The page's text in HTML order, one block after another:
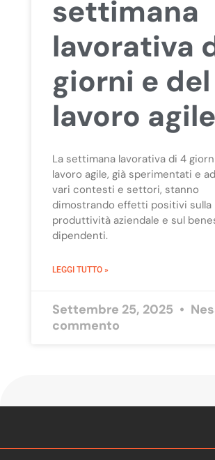
settimana
lavorativa
giorni e del
lavoro agile
La settimana lavorativa di 4
lavoro agile, già sperimentati e
vari contesti e settori, stanno
dimostrando effetti positivi sulla
produttività aziendale e sul
dipendenti.
LEGGI TUTTO »
Settembre 25, 2025
commento